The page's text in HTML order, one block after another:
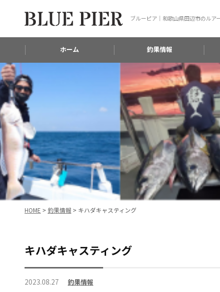
ブルーピア｜和歌山県田辺市のルア
ホーム 釣果情報
HOME > 釣果情報 > キハダキャスティング
キハダキャスティング
2023.08.27 釣果情報